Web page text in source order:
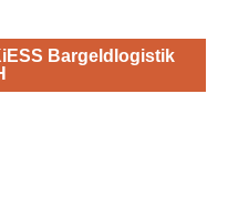
Bargeldlogistik